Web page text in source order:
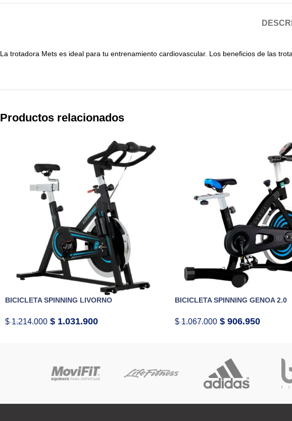
La trotadora Mets es ideal para tu entrenamiento cardiovascular. Los beneficios de las
Productos relacionados
BICICLETA SPINNING LIVORNO
$1.214.000 $ 1.031.900
BICICLETA SPINNING GENOA 2.0
$1.067.000 $ 906.950